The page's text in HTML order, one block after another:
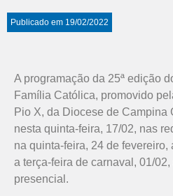
Publicado em 19/02/2022
A programação da 25ª edição
Família Católica, promovido
Pio X, da Diocese de Campina
nesta quinta-feira, 17/02, nas
na quinta-feira, 24 de
a terça-feira de carnaval, 01/
presencial.